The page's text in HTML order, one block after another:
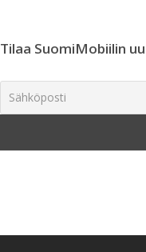
Tilaa SuomiMobiilin